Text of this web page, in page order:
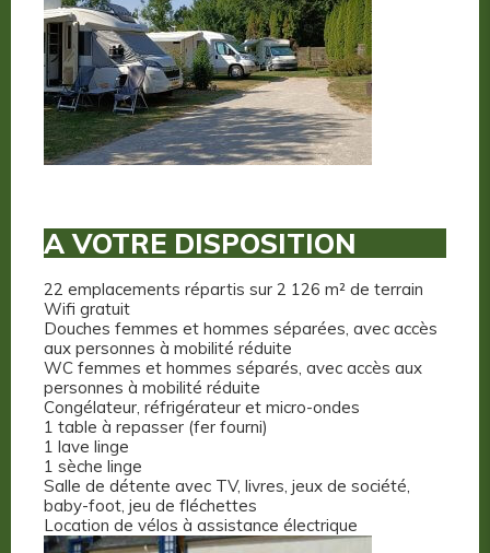
A VOTRE DISPOSITION
22 emplacements répartis sur 2 126 m² de terrain
Wifi gratuit
Douches femmes et hommes séparées, avec accès
aux personnes à mobilité réduite
WC femmes et hommes séparés, avec accès aux
personnes à mobilité réduite
Congélateur, réfrigérateur et micro-ondes
1 table à repasser (fer fourni)
1 lave linge
1 sèche linge
Salle de détente avec TV, livres, jeux de société,
baby-foot, jeu de fléchettes
Location de vélos à assistance électrique